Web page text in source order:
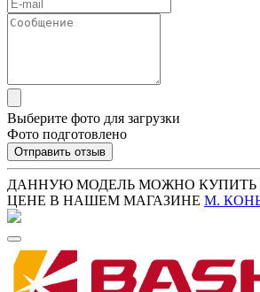
Выберите фото для загрузки
Фото подготовлено
Отправить отзыв
ДАННУЮ МОДЕЛЬ МОЖНО КУПИТЬ
ЦЕНЕ В НАШЕМ МАГАЗИНЕ М.